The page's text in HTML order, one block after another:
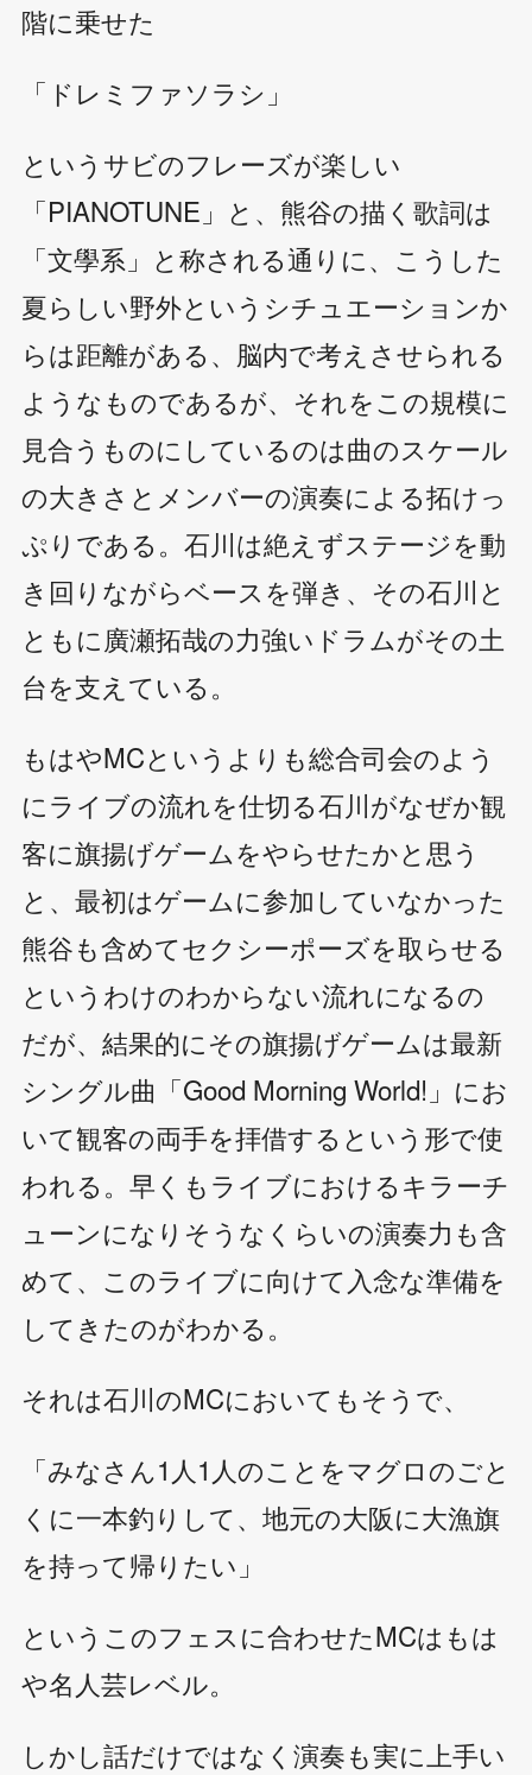
階に乗せた
「ドレミファソラシ」
というサビのフレーズが楽しい
「PIANOTUNE」と、熊谷の描く歌詞は
「文學系」と称される通りに、こうした
夏らしい野外というシチュエーションか
らは距離がある、脳内で考えさせられる
ようなものであるが、それをこの規模に
見合うものにしているのは曲のスケール
の大きさとメンバーの演奏による拓けっ
ぷりである。石川は絶えずステージを動
き回りながらベースを弾き、その石川と
ともに廣瀬拓哉の力強いドラムがその土
台を支えている。
もはやMCというよりも総合司会のよう
にライブの流れを仕切る石川がなぜか観
客に旗揚げゲームをやらせたかと思う
と、最初はゲームに参加していなかった
熊谷も含めてセクシーポーズを取らせる
というわけのわからない流れになるの
だが、結果的にその旗揚げゲームは最新
シングル曲「Good Morning World!」にお
いて観客の両手を拝借するという形で使
われる。早くもライブにおけるキラーチ
ューンになりそうなくらいの演奏力も含
めて、このライブに向けて入念な準備を
してきたのがわかる。
それは石川のMCにおいてもそうで、
「みなさん1人1人のことをマグロのごと
くに一本釣りして、地元の大阪に大漁旗
を持って帰りたい」
というこのフェスに合わせたMCはもは
や名人芸レベル。
しかし話だけではなく演奏も実に上手い